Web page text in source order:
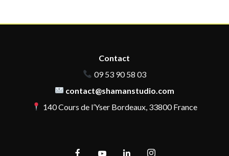
Contact
09 53 90 58 03
contact@shamanstudio.com
140 Cours de l’Yser Bordeaux, 33800 France